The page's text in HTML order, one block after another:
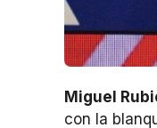
Miguel
con la